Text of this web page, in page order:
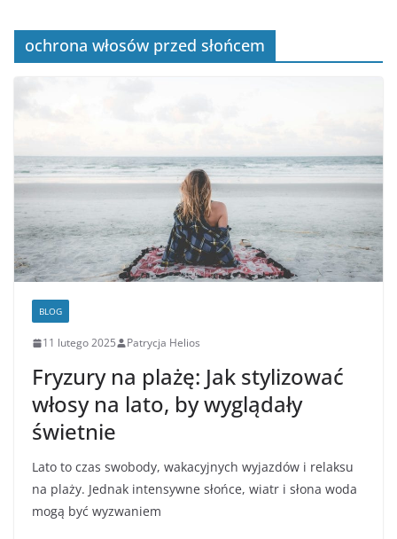
ochrona włosów przed słońcem
BLOG
11 lutego 2025 Patrycja Helios
Fryzury na plażę: Jak stylizować
włosy na lato, by wyglądały
świetnie
Lato to czas swobody, wakacyjnych wyjazdów i relaksu
na plaży. Jednak intensywne słońce, wiatr i słona woda
mogą być wyzwaniem